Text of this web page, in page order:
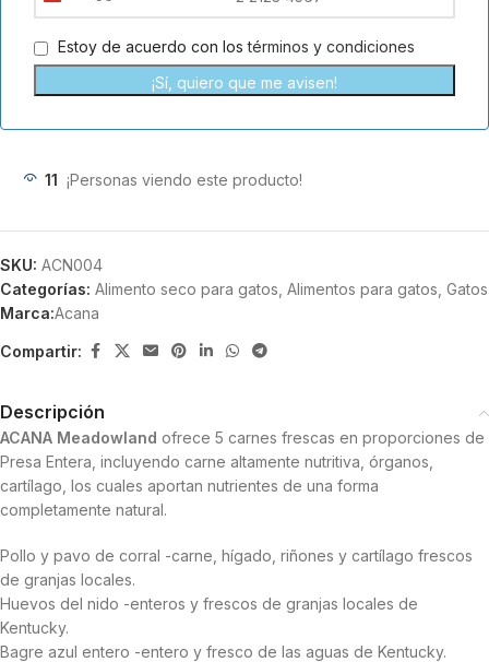
+56
Estoy de acuerdo con lostérminos y condiciones
¡Sí, quiero que me avisen!
11 ¡Personas viendo este producto!
SKU: ACN004
Categorías: Alimento seco para gatos Alimentos para gatos Gatos
Marca:Acana
Compartir:
Descripción
ACANA Meadowland ofrece 5 carnes frescas en proporciones de
Presa Entera, incluyendo carne altamente nutritiva, órganos,
cartílago, los cuales aportan nutrientes de una forma
completamente natural.
Pollo y pavo de corral -carne, hígado, riñones y cartílago frescos
de granjas locales.
Huevos del nido -enteros y frescos de granjas locales de
Kentucky.
Bagre azul entero -entero y fresco de las aguas de Kentucky.